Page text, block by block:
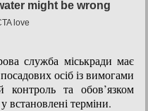
служба міськради має
осіб із вимогами
контроль та обов’язком
встановлені терміни.